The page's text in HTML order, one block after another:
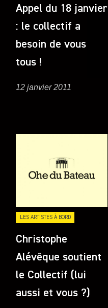
Appel du 18 janvier
: le collectif a
besoin de vous
tous !
12 janvier 2011
LES ARTISTES À BORD
Christophe
Alévêque soutient
le Collectif (lui
aussi et vous ?)